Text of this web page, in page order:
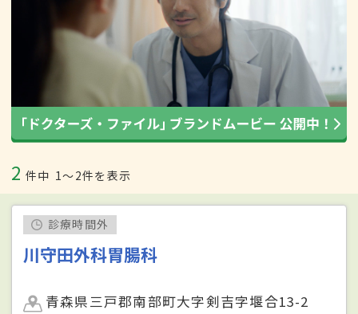
2 件中 1〜2件を表示
診療時間外
川守田外科胃腸科
青森県三戸郡南部町大字剣吉字堰合13-2